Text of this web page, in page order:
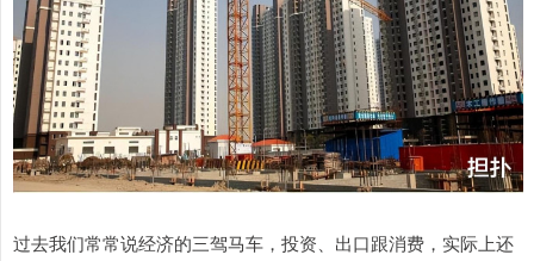
过去我们常常说经济的三驾马车，投资、出口跟消费，实际上还